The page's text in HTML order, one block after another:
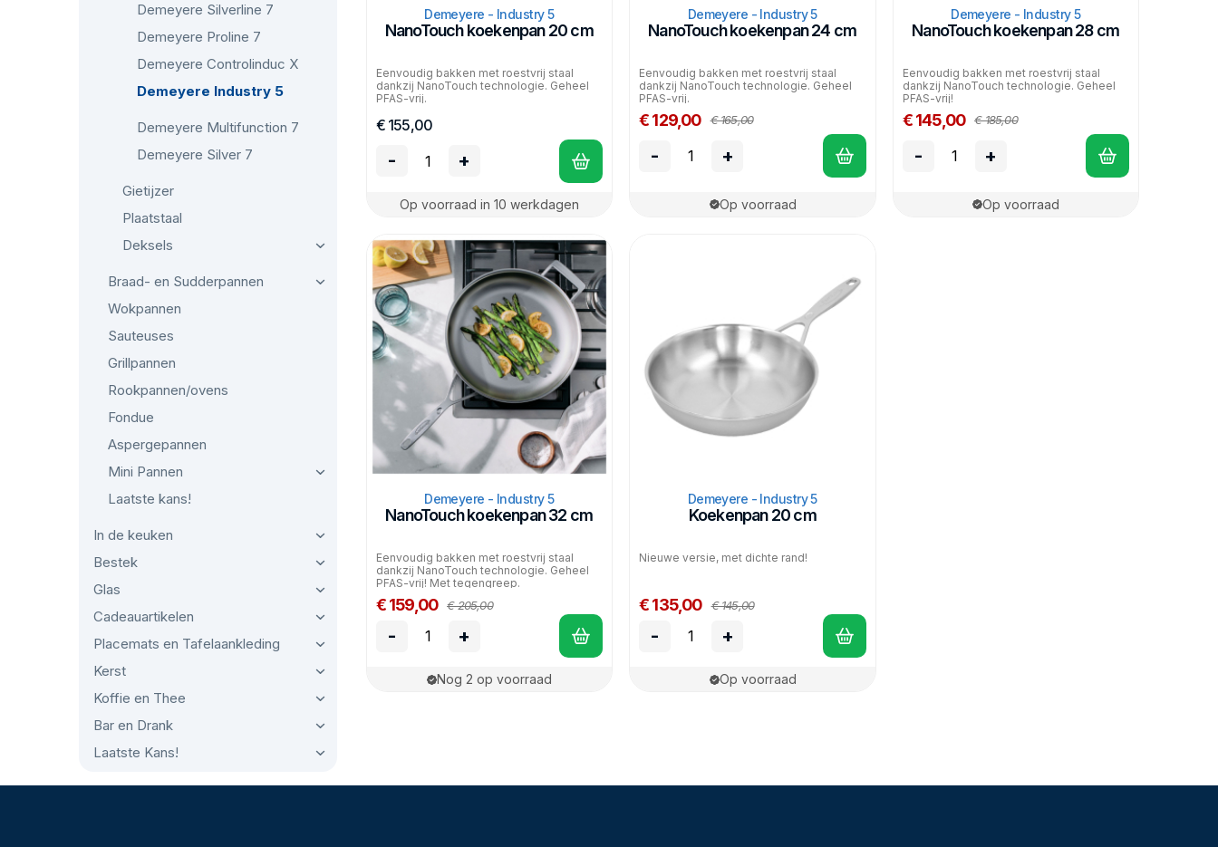
Demeyere Silverline 7
Demeyere Proline 7
Demeyere Controlinduc X
Demeyere Industry 5
Demeyere Multifunction 7
Demeyere Silver 7
Gietijzer
Plaatstaal
Deksels
Braad- en Sudderpannen
Wokpannen
Sauteuses
Grillpannen
Rookpannen/ovens
Fondue
Aspergepannen
Mini Pannen
Laatste kans!
In de keuken
Bestek
Glas
Cadeauartikelen
Placemats en Tafelaankleding
Kerst
Koffie en Thee
Bar en Drank
Laatste Kans!
Demeyere - Industry 5
NanoTouch koekenpan 20 cm
Eenvoudig bakken met roestvrij staal
dankzij NanoTouch technologie. Geheel
PFAS-vrij.
€ 155,00
- +
Op voorraad in 10 werkdagen
Demeyere - Industry 5
NanoTouch koekenpan 24 cm
Eenvoudig bakken met roestvrij staal
dankzij NanoTouch technologie. Geheel
PFAS-vrij.
€ 129,00 € 165,00
- +
Op voorraad
Demeyere - Industry 5
NanoTouch koekenpan 28 cm
Eenvoudig bakken met roestvrij staal
dankzij NanoTouch technologie. Geheel
PFAS-vrij!
€ 145,00 € 185,00
- +
Op voorraad
Demeyere - Industry 5
NanoTouch koekenpan 32 cm
Eenvoudig bakken met roestvrij staal
dankzij NanoTouch technologie. Geheel
PFAS-vrij! Met tegengreep.
€ 159,00 € 205,00
- +
Nog 2 op voorraad
Demeyere - Industry 5
Koekenpan 20 cm
Nieuwe versie, met dichte rand!
€ 135,00 € 145,00
- +
Op voorraad